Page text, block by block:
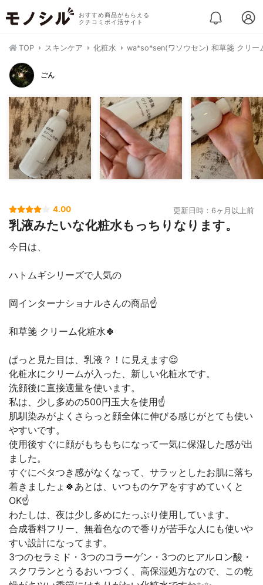
おすすめ商品がもらえる
クチコミポイ活サイト
TOP スキンケア 化粧水 wa*so*sen(ワソウセン) 和草箋 クリー
ごん
4.00 更新日時：6ヶ月以上前
乳液みたいな化粧水もっちりなります。
今日は、
ハトムギシリーズで人気の
岡インターナショナルさんの商品☝️
和草箋 クリーム化粧水🍀
ぱっと見た目は、乳液？！に見えます😌
化粧水にクリームが入った、新しい化粧水です。
洗顔後に直接適量を使います。
私は、少し多めの500円玉大を使用☝️
肌馴染みがよくさらっと顔全体に伸びる感じがとても使い
やすいです。
使用後すぐに顔がもちもちになって一気に保湿した感が出
ました。
すぐにベタつき感がなくなって、サラッとしたお肌に落ち
着きましたょ🍀あとは、いつものケアをすすめていくと
OK☝️
わたしは、夜は少し多めにたっぷり使用しています。
合成香料フリー、無着色なので香りが苦手な人にも使いや
すい設計になってます。
3つのセラミド・3つのコラーゲン・3つのヒアルロン酸・
スクワランとうるおいつづく、高保湿処方なので、この乾